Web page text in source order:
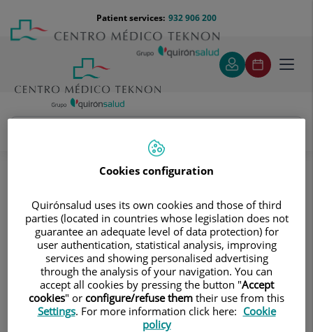
content
Menú
teléfono
cabecera
932 906 200
Patient services:
Cardiology and Vascular Surgery
Angiología, Cirugía vascular y endovascular
Angiología, Cirugía vascular y
endovascular
Especialistas en cirugía arterial directa
de extremidades, cirugía de varices,
cirugía de aneurismas y cirugía
carotídea
Cookies configuration
Quirónsalud uses its own cookies and those of third
parties (located in countries whose legislation does not
guarantee an adequate level of data protection) for
user authentication, statistical analysis, improving
services and showing personalised advertising
through the analysis of your navigation. You can
accept all cookies by pressing the button "Accept
cookies" or configure/refuse them their use from this
Settings. For more information click here: Cookie
policy